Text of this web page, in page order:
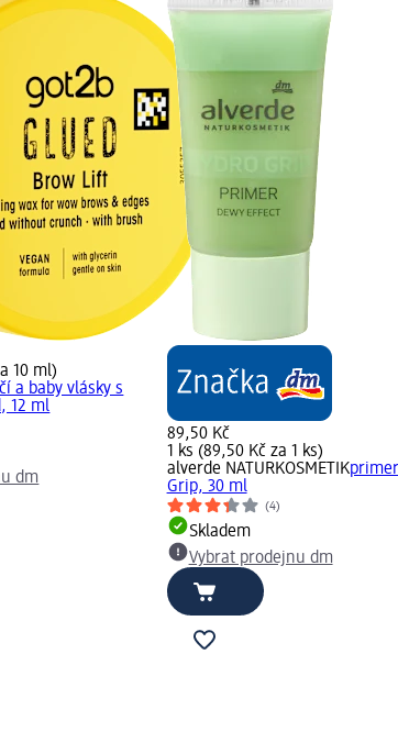
10 ml)
a baby vlásky s
12 ml
dm
89,50 Kč
1 ks (89,50 Kč za 1 ks)
alverde NATURKOSMETIK
Grip, 30 ml
(4)
Skladem
Vybrat prodejnu dm